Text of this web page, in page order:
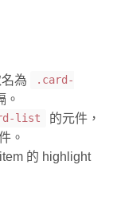
為
.card-
。
list
的元件，
。
的 highlight